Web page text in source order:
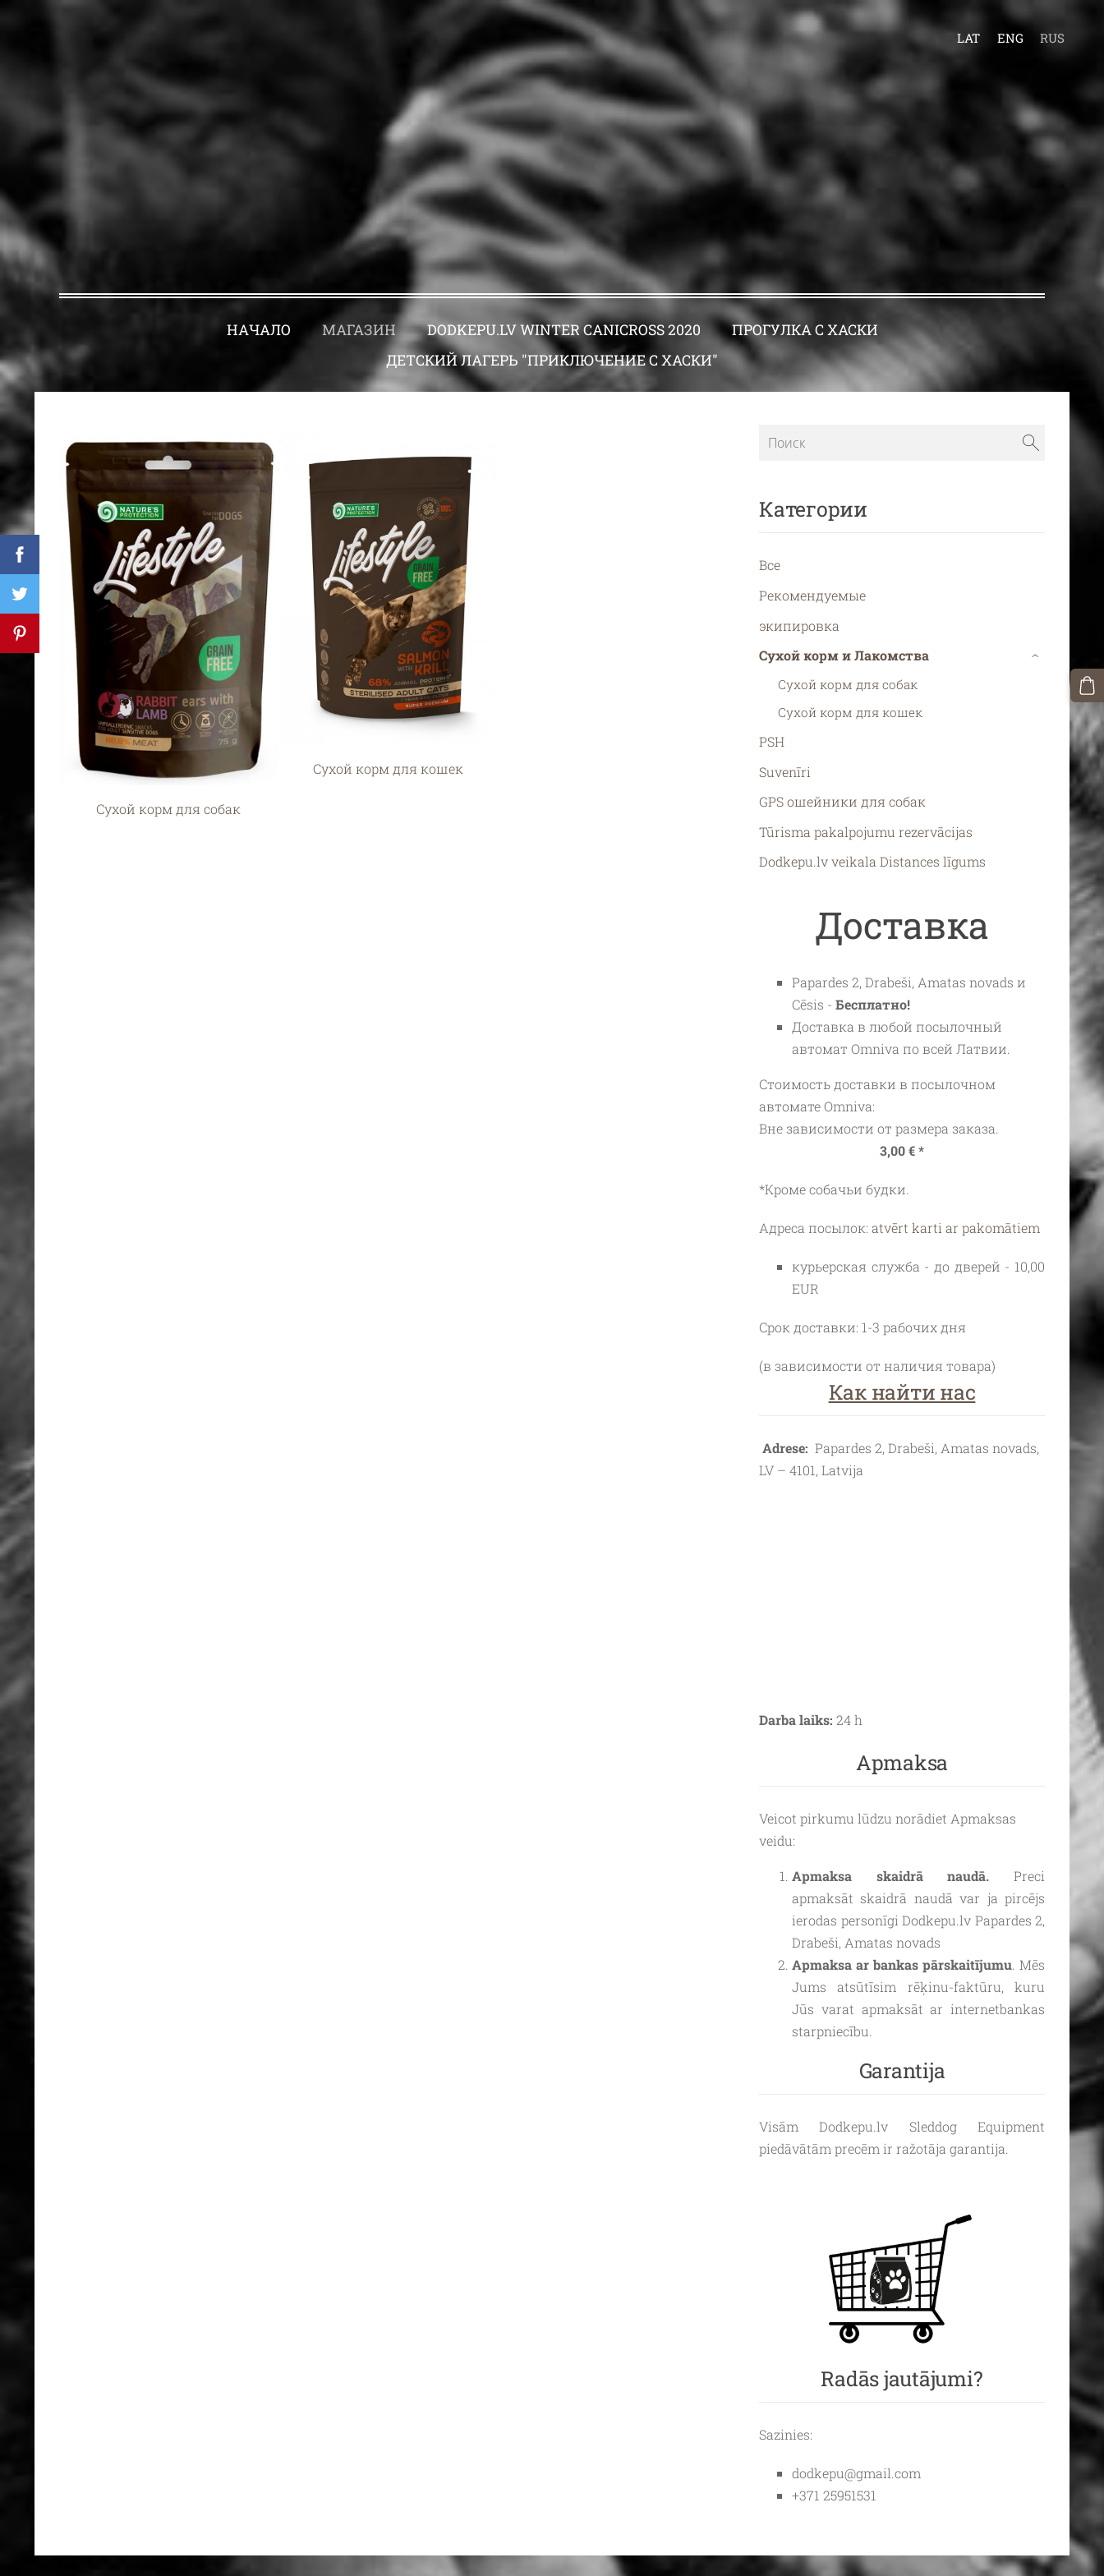
LAT ENG RUS
НАЧАЛО МАГАЗИН DODKEPU.LV WINTER CANICROSS 2020
ПРОГУЛКА С ХАСКИ
ДЕТСКИЙ ЛАГЕРЬ "ПРИКЛЮЧЕНИЕ С ХАСКИ"
Категории
Все
Рекомендуемые
экипировка
Сухой корм и Лакомства
Сухой корм для собак
Сухой корм для кошек
›
PSH
Suvenīri
GPS ошейники для собак
Tūrisma pakalpojumu rezervācijas
Dodkepu.lv veikala Distances līgums
Доставка
Papardes 2, Drabeši, Amatas novads и
Cēsis - Бесплатно!
Доставка в любой посылочный
автомат Omniva по всей Латвии.
Стоимость доставки в посылочном
автомате Omniva:
Вне зависимости от размера заказа.
3,00 € *
*Кроме собачьи будки.
Адреса посылок: atvērt karti ar pakomātiem
курьерская служба - до дверей - 10,00
EUR
Срок доставки: 1-3 рабочих дня
(в зависимости от наличия товара)
Как найти нас
Adrese: Papardes 2, Drabeši, Amatas novads,
LV – 4101, Latvija
Darba laiks: 24 h
Apmaksa
Veicot pirkumu lūdzu norādiet Apmaksas
veidu:
Apmaksa skaidrā naudā. Preci
apmaksāt skaidrā naudā var ja pircējs
ierodas personīgi Dodkepu.lv Papardes 2,
Drabeši, Amatas novads
Apmaksa ar bankas pārskaitījumu. Mēs
Jums atsūtīsim rēķinu-faktūru, kuru
Jūs varat apmaksāt ar internetbankas
starpniecību.
Garantija
Visām Dodkepu.lv Sleddog Equipment
piedāvātām precēm ir ražotāja garantija.
Radās jautājumi?
Sazinies:
dodkepu@gmail.com
+371 25951531
Сухой корм для собак
Сухой корм для кошек